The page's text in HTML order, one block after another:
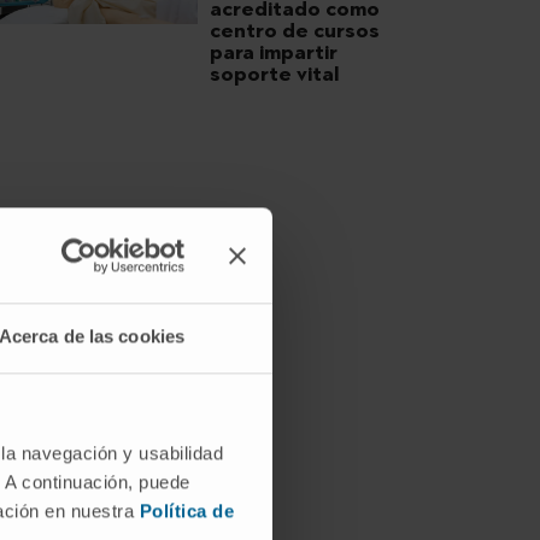
Acerca de las cookies
navegación y usabilidad
continuación, puede
en nuestra Política de
acreditado como
centro de cursos
para impartir
soporte vital